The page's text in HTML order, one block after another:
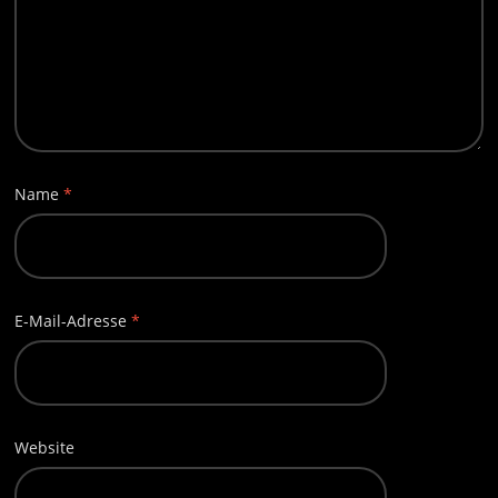
Name*
E-Mail-Adresse*
Website